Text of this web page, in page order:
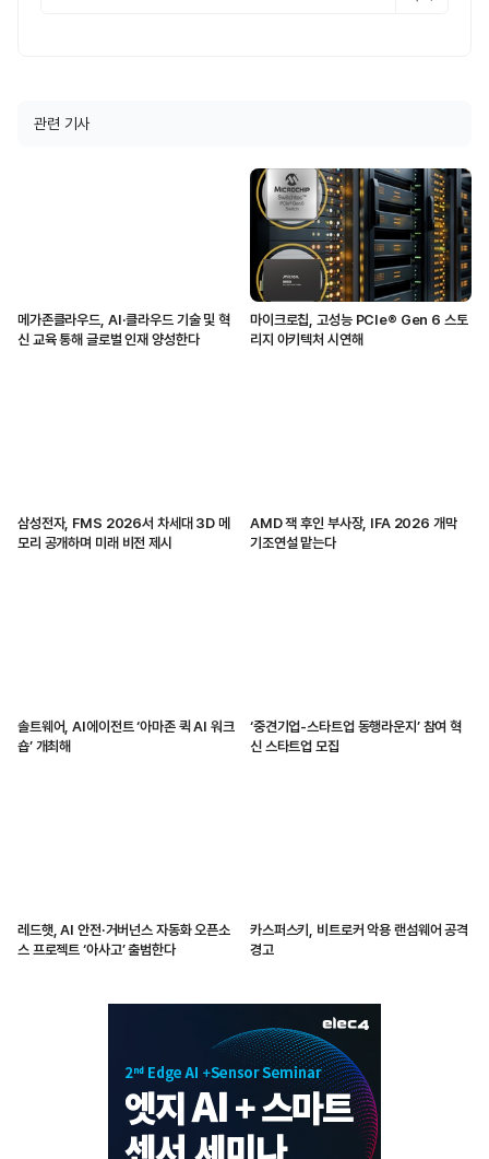
관련 기사
메가존클라우드, AI·클라우드 기술 및 혁
신 교육 통해 글로벌 인재 양성한다
마이크로칩, 고성능 PCIe® Gen 6 스토
리지 아키텍처 시연해
삼성전자, FMS 2026서 차세대 3D 메
모리 공개하며 미래 비전 제시
AMD 잭 후인 부사장, IFA 2026 개막
기조연설 맡는다
솔트웨어, AI에이전트 ‘아마존 퀵 AI 워크
숍’ 개최해
‘중견기업-스타트업 동행라운지’ 참여 혁
신 스타트업 모집
레드햇, AI 안전·거버넌스 자동화 오픈소
스 프로젝트 ‘아사고’ 출범한다
카스퍼스키, 비트로커 악용 랜섬웨어 공격
경고